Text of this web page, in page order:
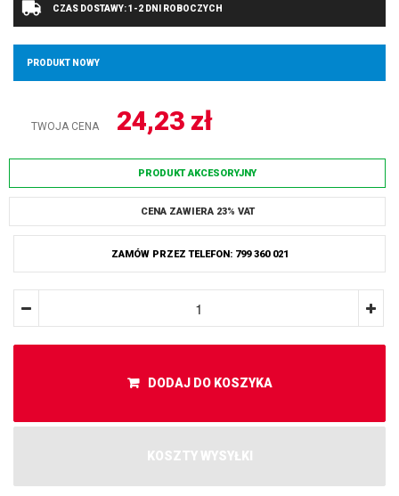
CZAS DOSTAWY: 1-2 DNI ROBOCZYCH
PRODUKT NOWY
TWOJA CENA 24,23 zł
PRODUKT AKCESORYJNY
CENA ZAWIERA 23% VAT
ZAMÓW PRZEZ TELEFON: 799 360 021
DODAJ DO KOSZYKA
KOSZTY WYSYŁKI